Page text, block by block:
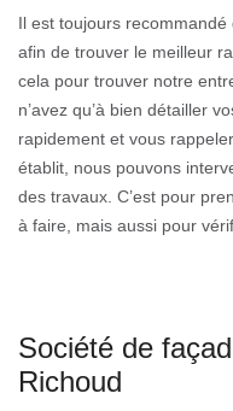
Il est toujours
afin de trouver le meilleur
cela pour trouver notre
n’avez qu’à bien détailler
rapidement et vous
établit, nous pouvons
des travaux. C’est pour
à faire, mais aussi pour
Société de
Richoud